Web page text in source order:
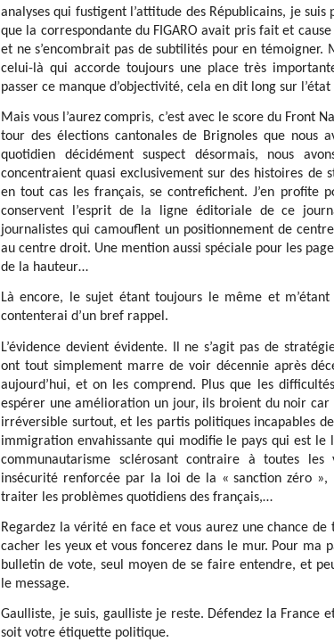
analyses qui fustigent l’attitude des Républicains, je suis
que la correspondante du FIGARO avait pris fait et
et ne s’encombrait pas de subtilités pour en
celui-là qui accorde toujours une place très
passer ce manque d’objectivité, cela en dit long sur
Mais vous l’aurez compris, c’est avec le score du Front
tour des élections cantonales de Brignoles que nous
quotidien décidément suspect désormais, nous
concentraient quasi exclusivement sur des histoires de
en tout cas les français, se contrefichent. J’en profite
conservent l’esprit de la ligne éditoriale de ce
journalistes qui camouflent un positionnement de
au centre droit. Une mention aussi spéciale pour les
de la hauteur…
Là encore, le sujet étant toujours le même et
contenterai d’un bref rappel.
L’évidence devient évidente. Il ne s’agit pas de
ont tout simplement marre de voir décennie après
aujourd’hui, et on les comprend. Plus que les
espérer une amélioration un jour, ils broient du noir
irréversible surtout, et les partis politiques incapables
immigration envahissante qui modifie le pays qui est
communautarisme sclérosant contraire à toutes les
insécurité renforcée par la loi de la « sanction zéro »,
traiter les problèmes quotidiens des français,…
Regardez la vérité en face et vous aurez une chance
cacher les yeux et vous foncerez dans le mur. Pour ma
bulletin de vote, seul moyen de se faire entendre, et
le message.
Gaulliste, je suis, gaulliste je reste. Défendez la France
soit votre étiquette politique.